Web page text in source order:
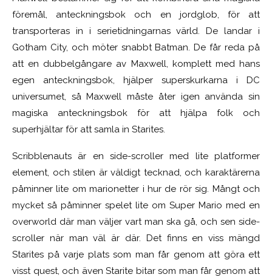
föremål, anteckningsbok och en jordglob, för att
transporteras in i serietidningarnas värld. De landar i
Gotham City, och möter snabbt Batman. De får reda på
att en dubbelgångare av Maxwell, komplett med hans
egen anteckningsbok, hjälper superskurkarna i DC
universumet, så Maxwell måste åter igen använda sin
magiska anteckningsbok för att hjälpa folk och
superhjältar för att samla in Starites.
Scribblenauts är en side-scroller med lite platformer
element, och stilen är väldigt tecknad, och karaktärerna
påminner lite om marionetter i hur de rör sig. Mångt och
mycket så påminner spelet lite om Super Mario med en
overworld där man väljer vart man ska gå, och sen side-
scroller när man väl är där. Det finns en viss mängd
Starites på varje plats som man får genom att göra ett
visst quest, och även Starite bitar som man får genom att